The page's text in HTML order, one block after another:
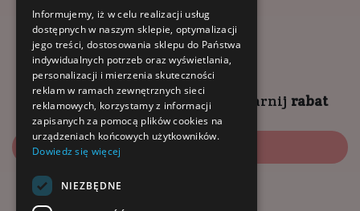
godziny otwarcia:
9:00 - 18:00 (pon-pt)
10:00 - 14:00 (sob)
Zapisz się naNEWSLETTER zgarnij rabat
Zapisz się
Informujemy, iż w celu realizacji usług
dostępnych w naszym sklepie, optymalizacji
jego treści, dostosowania sklepu do Państwa
indywidualnych potrzeb oraz wyświetlania,
personalizacji i mierzenia skuteczności
reklam w ramach zewnętrznych sieci
reklamowych, korzystamy z informacji
zapisanych za pomocą plików cookies na
urządzeniach końcowych użytkowników.
Dowiedz się więcej
NIEZBĘDNE